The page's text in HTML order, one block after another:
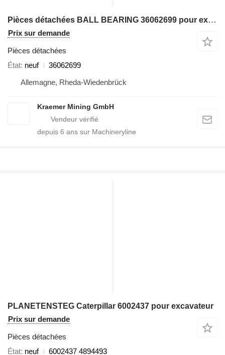
Pièces détachées BALL BEARING 36062699 pour excavateur Hitachi PC3000; PC4000; PC5500
Prix sur demande
Pièces détachées
État neuf
36062699
Allemagne, Rheda-Wiedenbrück
Kraemer Mining GmbH
depuis 6 ans sur Machineryline
PLANETENSTEG Caterpillar 6002437 pour excavateur
Prix sur demande
Pièces détachées
État neuf 6002437 4894493